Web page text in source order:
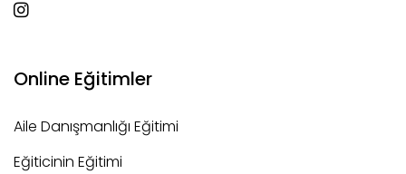
Online Eğitimler
Aile Danışmanlığı Eğitimi
Eğiticinin Eğitimi